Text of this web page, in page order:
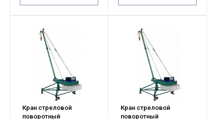
Кран стреловой
поворотный
Кран стреловой
поворотный